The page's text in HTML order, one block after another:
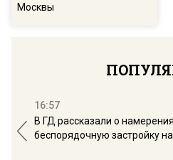
Москвы
16:57
В ГД рассказали о
беспорядочную застройку